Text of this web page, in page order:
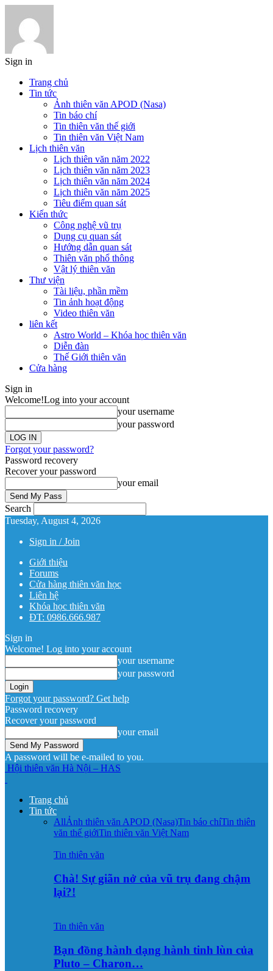
Sign in
Trang chủ
Tin tức
Ảnh thiên văn APOD (Nasa)
Tin báo chí
Tin thiên văn thế giới
Tin thiên văn Việt Nam
Lịch thiên văn
Lịch thiên văn năm 2022
Lịch thiên văn năm 2023
Lịch thiên văn năm 2024
Lịch thiên văn năm 2025
Tiêu điểm quan sát
Kiến thức
Công nghệ vũ trụ
Dụng cụ quan sát
Hướng dẫn quan sát
Thiên văn phổ thông
Vật lý thiên văn
Thư viện
Tài liệu, phần mềm
Tin ảnh hoạt động
Video thiên văn
liên kết
Astro World – Khóa học thiên văn
Diễn đàn
Thế Giới thiên văn
Cửa hàng
Sign in
Welcome!Log into your account
your username
your password
Forgot your password?
Password recovery
Recover your password
your email
Search
Tuesday, August 4, 2026
Sign in / Join
Giới thiệu
Forums
Cửa hàng thiên văn học
Liên hệ
Khóa học thiên văn
ĐT: 0986.666.987
Sign in
Welcome! Log into your account
your username
your password
Forgot your password? Get help
Password recovery
Recover your password
your email
A password will be e-mailed to you.
Hội thiên văn Hà Nội – HAS
Trang chủ
Tin tức
AllẢnh thiên văn APOD (Nasa)Tin báo chíTin thiên
văn thế giớiTin thiên văn Việt Nam
Tin thiên văn
Chà! Sự giãn nở của vũ trụ đang chậm
lại?!
Tin thiên văn
Bạn đồng hành dạng hành tinh lùn của
Pluto – Charon…